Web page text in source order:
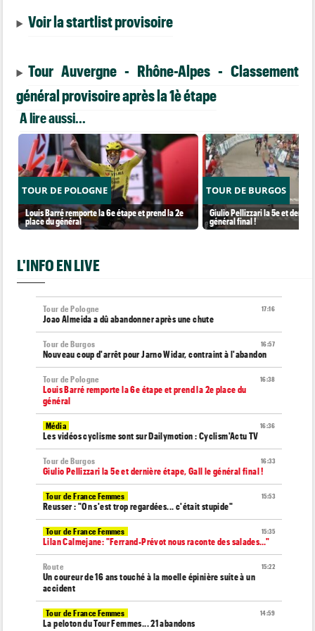
Voir la startlist provisoire
Tour Auvergne - Rhône-Alpes - Classement
général provisoire après la 1è étape
A lire aussi...
TOUR DE POLOGNE
Louis Barré remporte la 6e étape et prend la 2e
place du général
TOUR DE BURGOS
Giulio Pellizzari la 5e et
général final !
L'INFO EN LIVE
17:16
Tour de Pologne
Joao Almeida a dû abandonner après une chute
16:57
Tour de Burgos
Nouveau coup d'arrêt pour Jarno Widar, contraint à l'abandon
16:38
Tour de Pologne
Louis Barré remporte la 6e étape et prend la 2e place du
général
16:36
Média
Les vidéos cyclisme sont sur Dailymotion : Cyclism'Actu TV
16:33
Tour de Burgos
Giulio Pellizzari la 5e et dernière étape, Gall le général final !
15:53
Tour de France Femmes
Reusser : "On s'est trop regardées... c'était stupide"
15:35
Tour de France Femmes
Lilan Calmejane: "Ferrand-Prévot nous raconte des salades…"
15:22
Route
Un coureur de 16 ans touché à la moelle épinière suite à un
accident
14:59
Tour de France Femmes
La peloton du Tour Femmes... 21 abandons